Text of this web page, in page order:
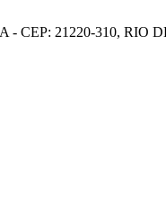
CEP: 21220-310, RIO